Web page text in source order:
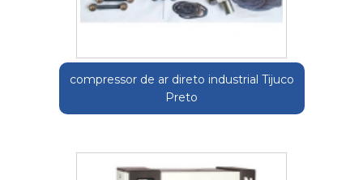
compressor de ar direto industrial Tijuco
Preto